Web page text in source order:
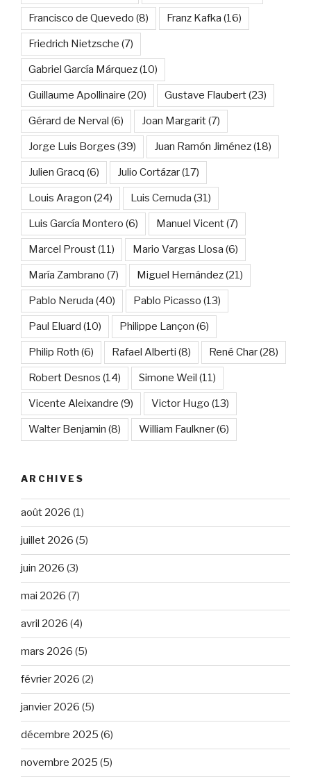
Francisco de Quevedo (8) Franz Kafka (16)
Friedrich Nietzsche (7)
Gabriel García Márquez(10)
Guillaume Apollinaire (20) Gustave Flaubert(23)
Gérard de Nerval (6) Joan Margarit(7)
Jorge Luis Borges (39) Juan Ramón Jiménez(18)
Julien Gracq (6) Julio Cortázar(17)
Louis Aragon (24) Luis Cernuda (31)
Luis García Montero (6) Manuel Vicent(7)
Marcel Proust(11) Mario Vargas Llosa (6)
María Zambrano (7) Miguel Hernández(21)
Pablo Neruda (40) Pablo Picasso (13)
Paul Eluard (10) Philippe Lançon (6)
Philip Roth (6) Rafael Alberti (8) René Char(28)
Robert Desnos (14) Simone Weil (11)
Vicente Aleixandre (9) Victor Hugo (13)
Walter Benjamin (8) William Faulkner(6)
ARCHIVES
août 2026 (1)
juillet 2026 (5)
juin 2026 (3)
mai 2026 (7)
avril 2026 (4)
mars 2026 (5)
février 2026 (2)
janvier 2026 (5)
décembre 2025 (6)
novembre 2025 (5)